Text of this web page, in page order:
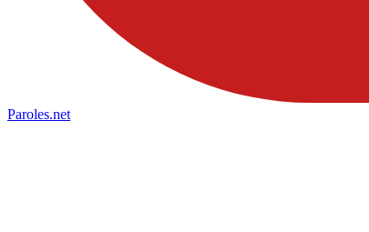
Paroles.net